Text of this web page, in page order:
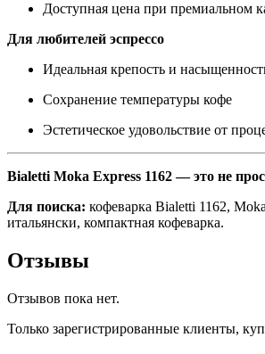
Доступная цена при премиальном
Для любителей эспрессо
Идеальная крепость и
Сохранение температуры кофе
Эстетическое удовольствие от
Bialetti Moka Express 1162 — это не
Для поиска: кофеварка Bialetti 1162,
итальянски, компактная кофеварка.
Отзывы
Отзывов пока нет.
Только зарегистрированные клиенты,